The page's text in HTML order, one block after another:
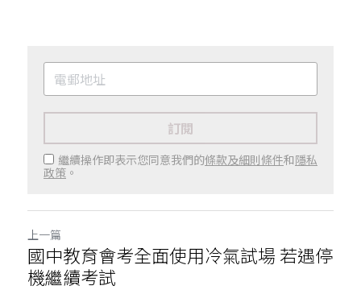
訂閱
繼續操作即表示您同意我們的條款及細則條件和隱私
政策 。
上一篇
國中教育會考全面使用冷氣試場 若遇停
機繼續考試